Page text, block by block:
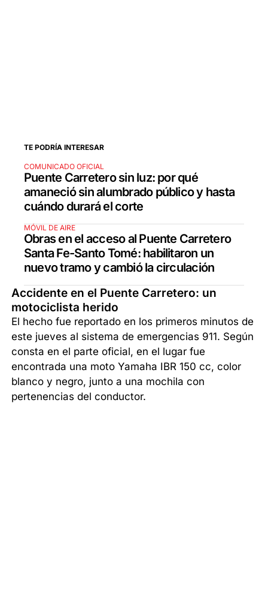
TE PODRÍA INTERESAR
COMUNICADO OFICIAL
Puente Carretero sin luz: por qué
amaneció sin alumbrado público y hasta
cuándo durará el corte
MÓVIL DE AIRE
Obras en el acceso al Puente Carretero
Santa Fe-Santo Tomé: habilitaron un
nuevo tramo y cambió la circulación
Accidente en el Puente Carretero: un
motociclista herido
El hecho fue reportado en los primeros minutos de
este jueves al sistema de emergencias 911. Según
consta en el parte oficial, en el lugar fue
encontrada una moto Yamaha IBR 150 cc, color
blanco y negro, junto a una mochila con
pertenencias del conductor.